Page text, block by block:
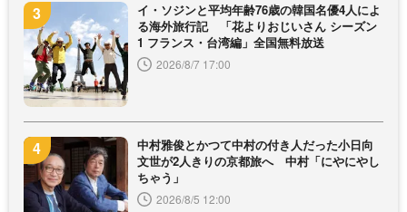
イ・ソジンと平均年齢76歳の韓国名優4人によ
る海外旅行記 「花よりおじいさん シーズン
1 フランス・台湾編」全国無料放送
2026/8/7 17:00
中村雅俊とかつて中村の付き人だった小日向
文世が2人きりの京都旅へ 中村「にやにやし
ちゃう」
2026/8/5 12:00